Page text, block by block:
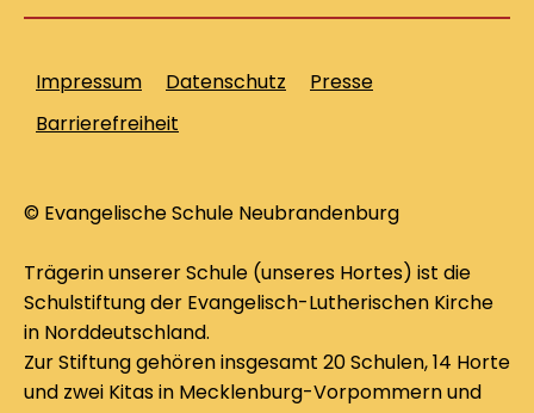
© Evangelische Schule Neubrandenburg
Trägerin unserer Schule (unseres Hortes) ist die
Schulstiftung der Evangelisch-Lutherischen Kirche
in Norddeutschland.
Zur Stiftung gehören insgesamt 20 Schulen, 14 Horte
und zwei Kitas in Mecklenburg-Vorpommern und
Impressum Datenschutz
Presse
Barrierefreiheit